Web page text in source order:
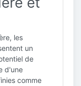
les
un
de
d'une
comme